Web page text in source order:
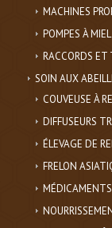
MACHINES
POMPES À MIEL
RACCORDS ET
SOIN AUX
COUVEUSE À
DIFFUSEURS
ÉLEVAGE DE
FRELON